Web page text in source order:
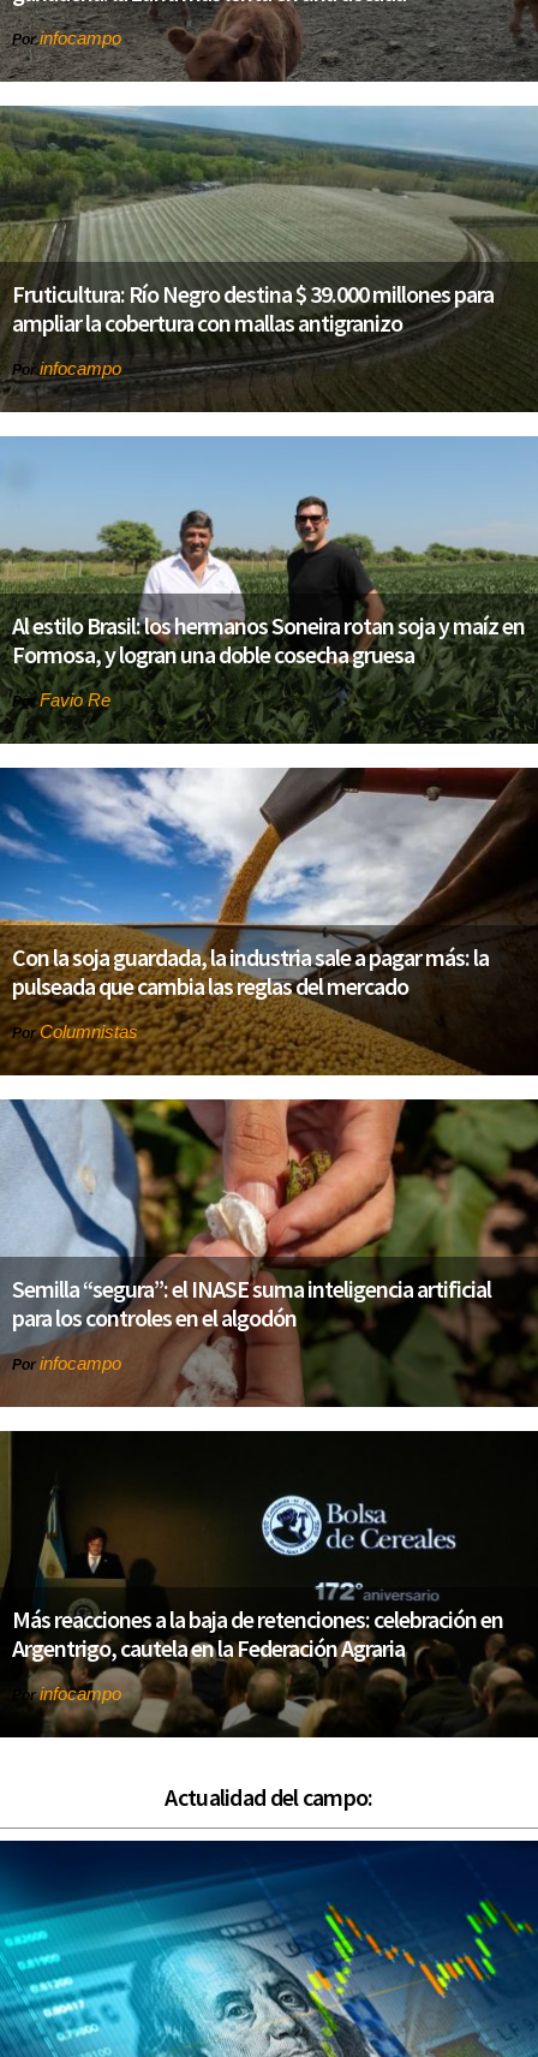
Porinfocampo
Fruticultura: Río Negro destina $ 39.000 millones para
ampliar la cobertura con mallas antigranizo
Por infocampo
Al estilo Brasil: los hermanos Soneira rotan soja y maíz en
Formosa, y logran una doble cosecha gruesa
PorFavio Re
Con la soja guardada, la industria sale a pagar más: la
pulseada que cambia las reglas del mercado
PorColumnistas
Semilla “segura”: el INASE suma inteligencia artificial
para los controles en el algodón
Por infocampo
Más reacciones a la baja de retenciones: celebración en
Argentrigo, cautela en la Federación Agraria
Porinfocampo
Actualidad del campo: